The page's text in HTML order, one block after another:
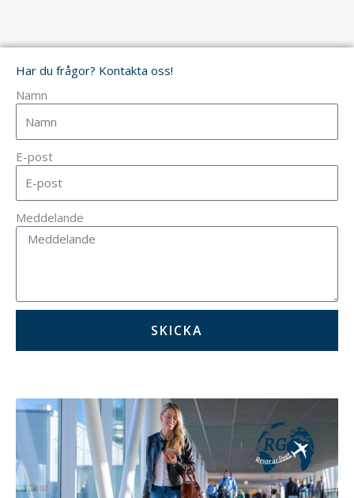
Har du frågor? Kontakta oss!
Namn
E-post
Meddelande
SKICKA